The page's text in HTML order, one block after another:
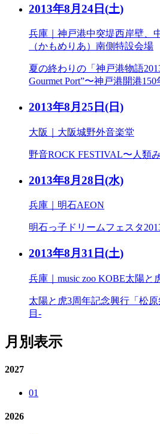
2013年8月24日(土)
兵庫｜神戸港中突堤西岸壁、
（かもめりあ）南側特設会場
夏の終わりの「神戸港物語
Gourmet Port”〜神戸港開港
2013年8月25日(日)
大阪｜大阪城野外音楽堂
野音ROCK FESTIVAL〜人類
2013年8月28日(水)
兵庫｜明石AEON
明石っ子ドリームフェスタ
2013年8月31日(土)
兵庫｜music zoo KOBE太陽と
太陽と虎3周年記念興行「松
目-
月別表示
2027
01
2026